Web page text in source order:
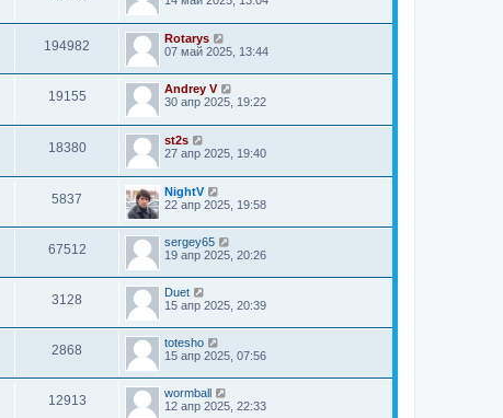
194982
Rotarys
07 май 2025, 13:44
19155
Andrey V
30 апр 2025, 19:22
18380
st2s
27 апр 2025, 19:40
5837
NightV
22 апр 2025, 19:58
67512
sergey65
19 апр 2025, 20:26
3128
Duet
15 апр 2025, 20:39
2868
totesho
15 апр 2025, 07:56
12913
wormball
12 апр 2025, 22:33